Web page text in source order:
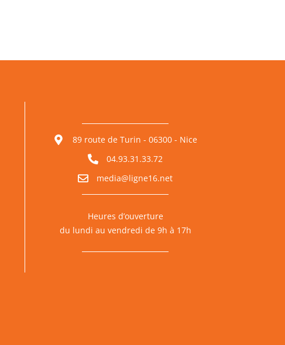
89 route de Turin - 06300 - Nice
04.93.31.33.72
media@ligne16.net
Heures d’ouverture
du lundi au vendredi de 9h à 17h